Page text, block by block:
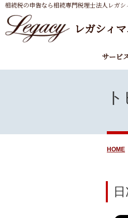
相続税の申告なら相続専門税理士法人レガシ
レガシィ
サービ
HOME